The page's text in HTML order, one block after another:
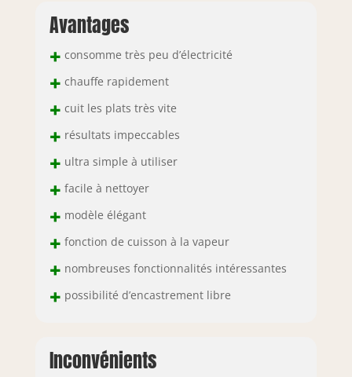
Avantages
+ consomme très peu d’électricité
+ chauffe rapidement
+ cuit les plats très vite
+ résultats impeccables
+ ultra simple à utiliser
+ facile à nettoyer
+ modèle élégant
+ fonction de cuisson à la vapeur
+ nombreuses fonctionnalités intéressantes
+ possibilité d’encastrement libre
Inconvénients